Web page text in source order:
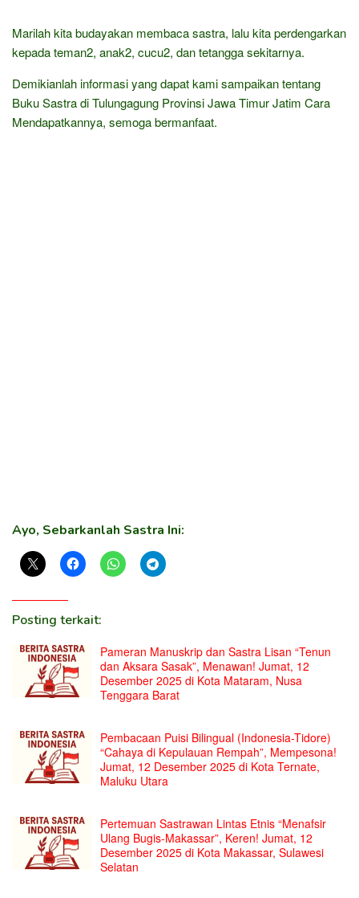
Marilah kita budayakan membaca sastra, lalu kita perdengarkan
kepada teman2, anak2, cucu2, dan tetangga sekitarnya.
Demikianlah informasi yang dapat kami sampaikan tentang
Buku Sastra di Tulungagung Provinsi Jawa Timur Jatim Cara
Mendapatkannya, semoga bermanfaat.
Ayo, Sebarkanlah Sastra Ini:
Posting terkait:
Pameran Manuskrip dan Sastra Lisan “Tenun
dan Aksara Sasak”, Menawan! Jumat, 12
Desember 2025 di Kota Mataram, Nusa
Tenggara Barat
Pembacaan Puisi Bilingual (Indonesia-Tidore)
“Cahaya di Kepulauan Rempah”, Mempesona!
Jumat, 12 Desember 2025 di Kota Ternate,
Maluku Utara
Pertemuan Sastrawan Lintas Etnis “Menafsir
Ulang Bugis-Makassar”, Keren! Jumat, 12
Desember 2025 di Kota Makassar, Sulawesi
Selatan